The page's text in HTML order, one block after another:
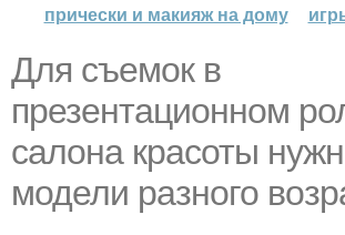
прически и макияж на дому
Для съемок в
презентационном
салона красоты
модели разного